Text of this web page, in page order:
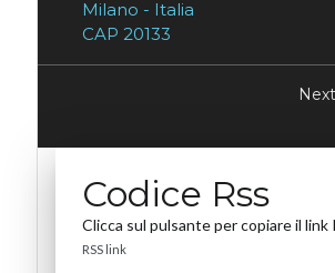
Milano - Italia
CAP 20133
Codice Rss
Clicca sul pulsante per copiare il link
RSS link